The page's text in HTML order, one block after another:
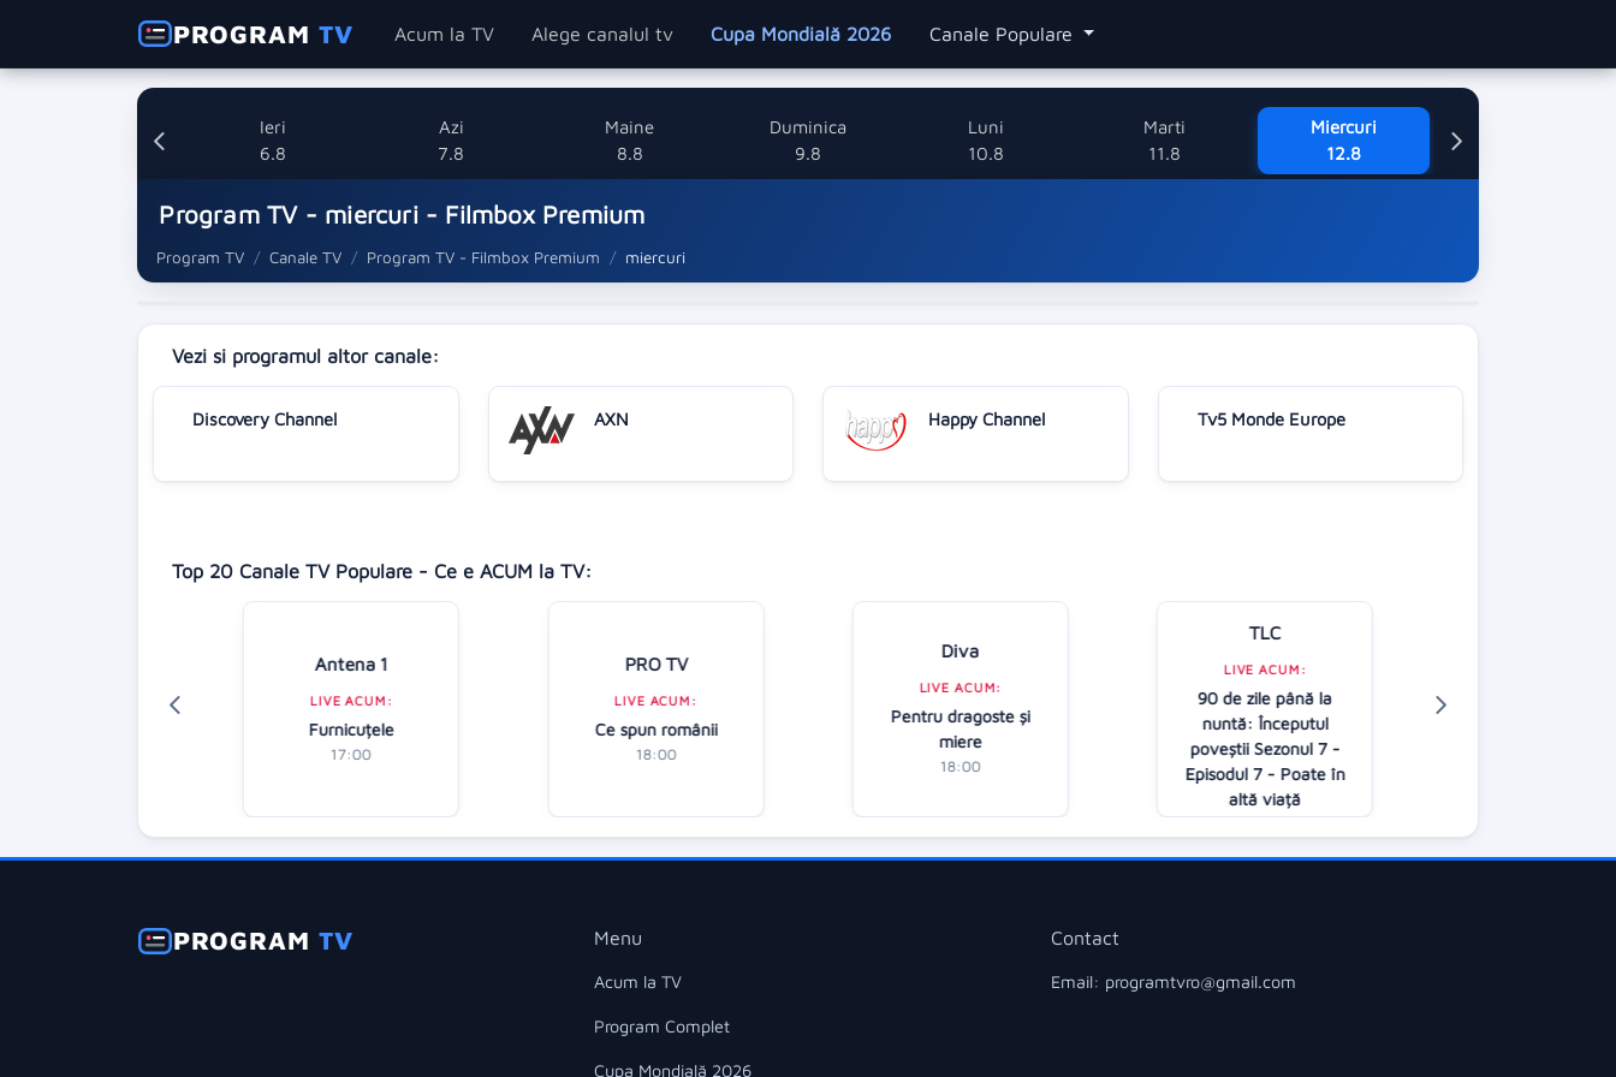
PROGRAMTV Acum la TV Alege canalul tv Cupa Mondială 2026 Canale Populare
Ieri
6.8
Azi
7.8
Maine
8.8
Duminica
9.8
Luni
10.8
Marti
11.8
Miercuri
12.8
Program TV - miercuri - Filmbox Premium
Program TV Canale TV Program TV - Filmbox Premium miercuri
Vezi si programul altor canale:
Discovery Channel AXN Happy Channel Tv5 Monde Europe
Top 20 Canale TV Populare - Ce e ACUM la TV:
Antena 1
LIVE ACUM:
Furnicuțele
17:00
PRO TV
LIVE ACUM:
Ce spun românii
18:00
Diva
LIVE ACUM:
Pentru dragoste și
miere
18:00
TLC
LIVE ACUM:
90 de zile până la
nuntă: Începutul
poveştii Sezonul 7 -
Episodul 7 - Poate în
altă viață
18:00
PROGRAMTV Menu
Acum la TV
Program Complet
Cupa Mondială 2026
Contact
Email: programtvro@gmail.com